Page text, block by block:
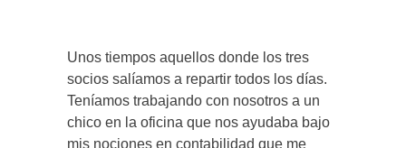
Unos tiempos aquellos donde los tres
socios salíamos a repartir todos los días.
Teníamos trabajando con nosotros a un
chico en la oficina que nos ayudaba bajo
mis nociones en contabilidad que me